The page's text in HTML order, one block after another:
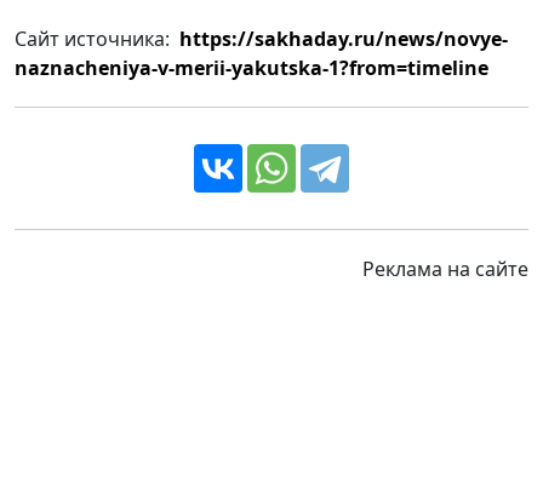
Сайт источника: https://sakhaday.ru/news/novye-
naznacheniya-v-merii-yakutska-1?from=timeline
Реклама на сайте